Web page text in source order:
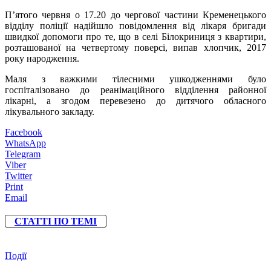
П’ятого червня о 17.20 до чергової частини Кременецького
відділу поліції надійшло повідомлення від лікаря бригади
швидкої допомоги про те, що в селі Білокриниця з квартири,
розташованої на четвертому поверсі, випав хлопчик, 2017
року народження.
Маля з важкими тілесними ушкодженнями було
госпіталізовано до реанімаційного відділення районної
лікарні, а згодом перевезено до дитячого обласного
лікувального закладу.
Facebook
WhatsApp
Telegram
Viber
Twitter
Print
Email
СТАТТІ ПО ТЕМІ
Події